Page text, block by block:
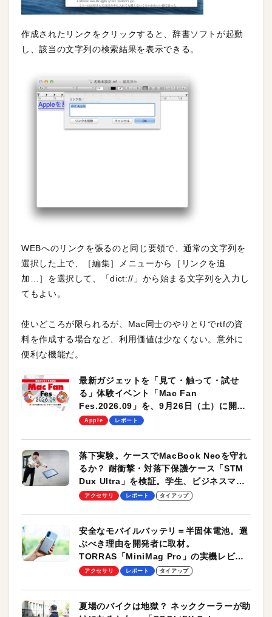
作成されたリンクをクリックすると、辞書ソフトが起動
し、該当の文字列の検索結果を表示できる。
WEBへのリンクを張るのと同じ要領で、通常の文字列を
選択した上で、［編集］メニューから［リンクを追
加…］を選択して、「dict://」から始まる文字列を入力し
てもよい。
使いどころが限られるが、Mac同士のやりとりでrtfの資
料を作成する場合など、利用価値は少なくない。意外に
便利な機能だ。
最新ガジェットを「見て・触って・試せ
る」体験イベント「Mac Fan
Fes.2026.09」を、9月26日（土）に開催
します！
Apple レポート
落下実験。ケースでMacBook Neoを守れ
るか？ 耐衝撃・対落下保護ケース「STM
Dux Ultra」を検証。学生、ビジネスマン
のモバイルユースに最適！
アクセサリ レポート タイアップ
安全なモバイルバッテリ＝半固体電池。選
ぶべき理由を開発者に取材。
TORRAS「MiniMag Pro」の実機レビュ
ーも
アクセサリ レポート タイアップ
夏場のバイクは地獄？ ネッククーラーが助